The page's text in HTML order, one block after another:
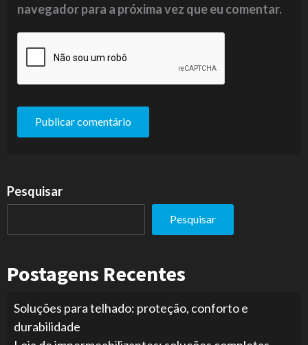
navegador para a próxima vez que eu comentar.
Pesquisar
Pesquisar
Postagens Recentes
Soluções para telhado: proteção, conforto e
durabilidade